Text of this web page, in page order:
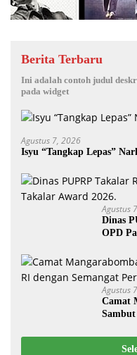
Berita Terbaru
Ini adalah contoh judul
pada widget
Agustus 7, 2026
Isyu “Tangkap Lepas”
Agustus
Dinas
OPD
Agustus
Camat